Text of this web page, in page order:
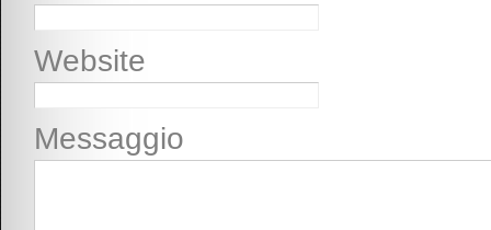
Website
Messaggio